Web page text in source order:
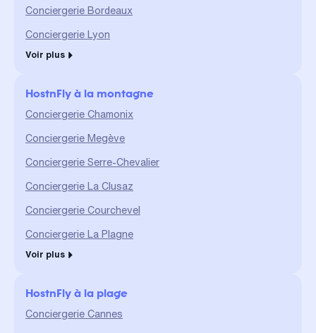
Conciergerie Bordeaux
Conciergerie Lyon
Voir plus
HostnFly à la montagne
Conciergerie Chamonix
Conciergerie Megève
Conciergerie Serre-Chevalier
Conciergerie La Clusaz
Conciergerie Courchevel
Conciergerie La Plagne
Voir plus
HostnFly à la plage
Conciergerie Cannes